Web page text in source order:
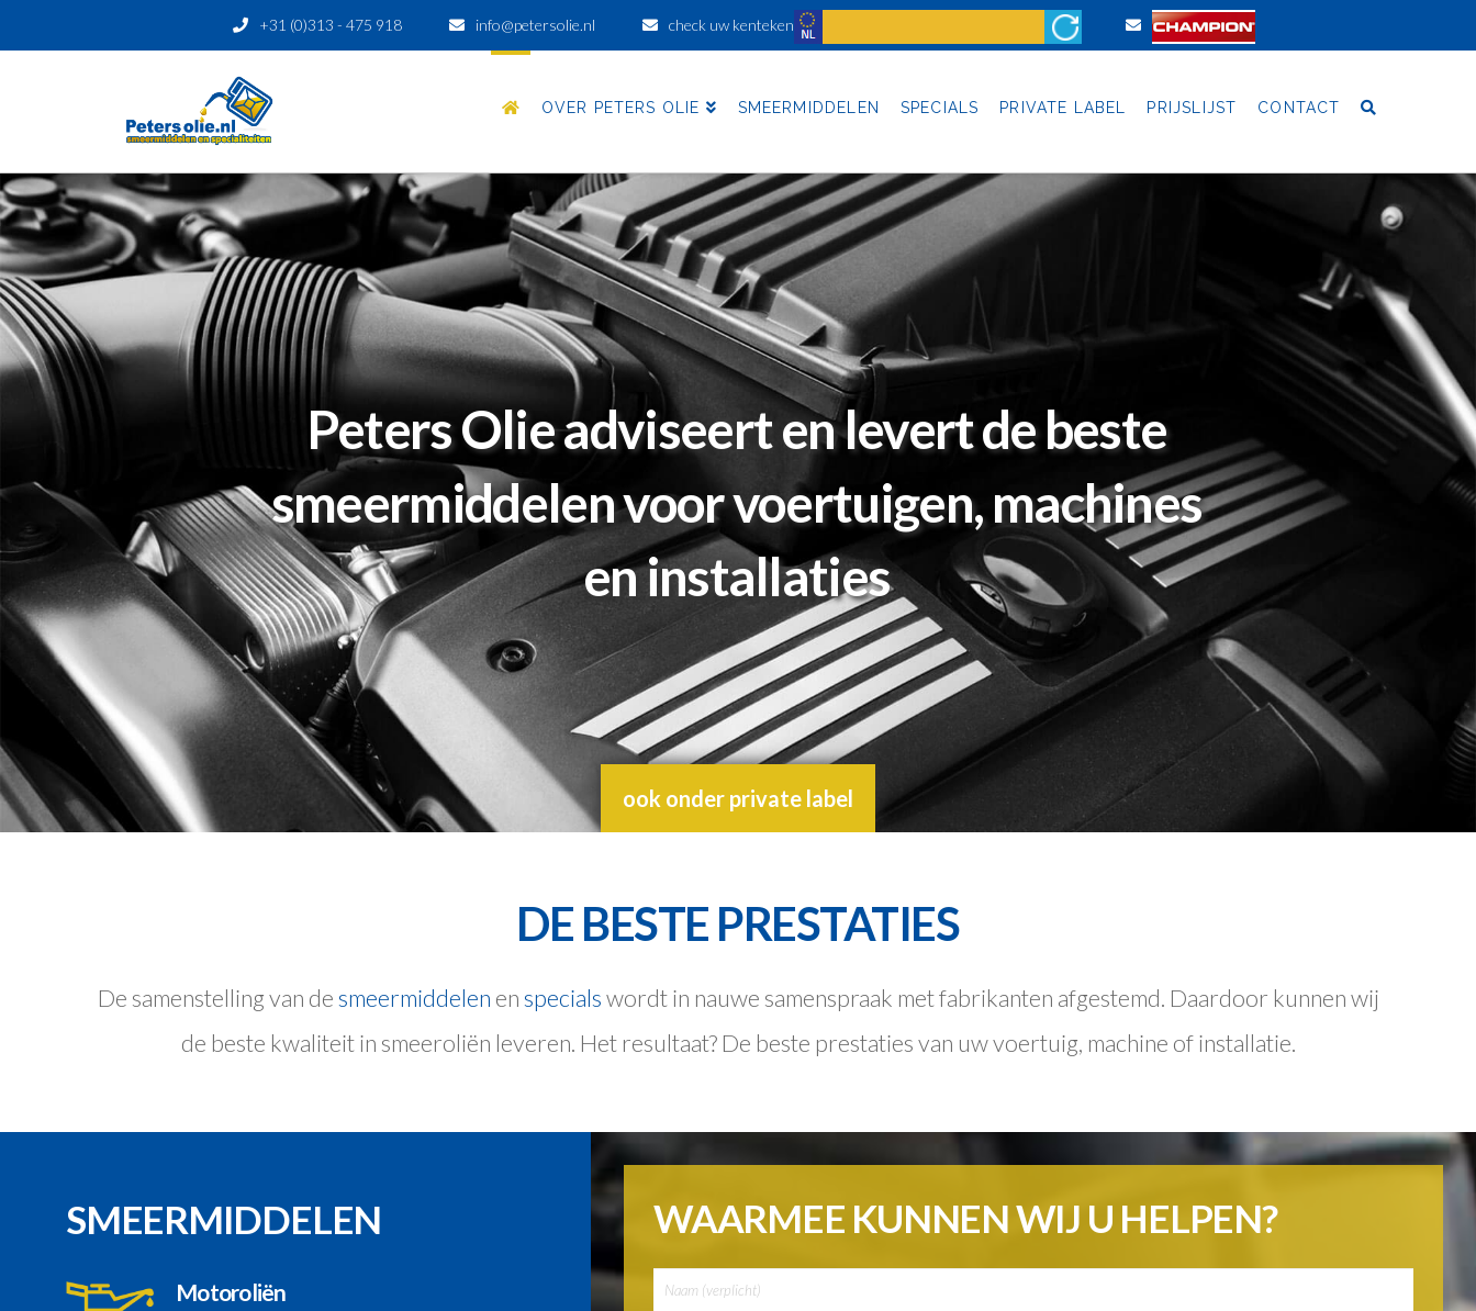
+31 (0)313 - 475 918 @ check uw kenteken
OVER PETERS OLIE SMEERMIDDELEN SPECIALS PRIVATE LABEL PRIJSLIJST CONTACT
Peters Olie adviseert en levert de beste
smeermiddelen voor voertuigen, machines
en installaties
ook onder private label
DE BESTE PRESTATIES
De samenstelling van desmeermiddelen enspecialswordt in nauwe samenspraak met fabrikanten afgestemd. Daardoor kunnen wij
de beste kwaliteit in smeeroliën leveren. Het resultaat? De beste prestaties van uw voertuig, machine of installatie.
SMEERMIDDELEN
Motoroliën
WAARMEE KUNNEN WIJ U HELPEN?
Gelieve dit veld leeg te laten.